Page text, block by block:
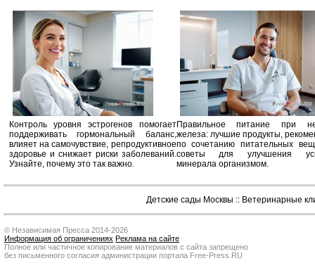
Контроль уровня эстрогенов помогает
поддерживать гормональный баланс,
влияет на самочувствие, репродуктивное
здоровье и снижает риски заболеваний.
Узнайте, почему это так важно.
Правильное питание при
железа: лучшие продукты,
по сочетанию питательных
советы для улучшения
минерала организмом.
Детские сады Москвы :: Ветеринарные
© Независимая Пресса 2014-2026
Информация об ограничениях Реклама на сайте
Полное или частичное копирование материалов с сайта запрещено
без письменного согласия администрации портала Free-Press.RU